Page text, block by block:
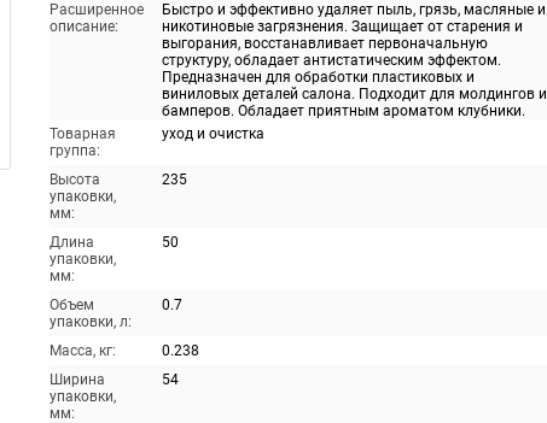
Расширенное
описание:
Быстро и эффективно удаляет пыль, грязь, масляные и
никотиновые загрязнения. Защищает от старения и
выгорания, восстанавливает первоначальную
структуру, обладает антистатическим эффектом.
Предназначен для обработки пластиковых и
виниловых деталей салона. Подходит для молдингов и
бамперов. Обладает приятным ароматом клубники.
Товарная
группа:
уход и очистка
Высота
упаковки,
мм:
235
Длина
упаковки,
мм:
50
Объем
упаковки, л:
0.7
Масса, кг:
0.238
Ширина
упаковки,
мм:
54